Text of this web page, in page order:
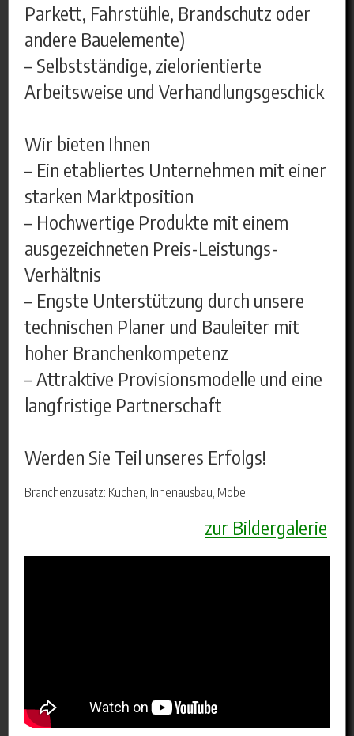
Parkett, Fahrstühle, Brandschutz oder
andere Bauelemente)
– Selbstständige, zielorientierte
Arbeitsweise und Verhandlungsgeschick
Wir bieten Ihnen
– Ein etabliertes Unternehmen mit einer
starken Marktposition
– Hochwertige Produkte mit einem
ausgezeichneten Preis-Leistungs-
Verhältnis
– Engste Unterstützung durch unsere
technischen Planer und Bauleiter mit
hoher Branchenkompetenz
– Attraktive Provisionsmodelle und eine
langfristige Partnerschaft
Werden Sie Teil unseres Erfolgs!
Branchenzusatz: Küchen, Innenausbau, Möbel
zur Bildergalerie